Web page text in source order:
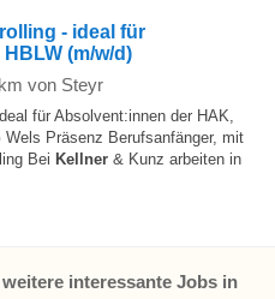
- ideal für
(m/w/d)
von Steyr
für Absolvent:innen der HAK,
Wels Präsenz Berufsanfänger, mit
Bei Kellner & Kunz arbeiten in
interessante Jobs in